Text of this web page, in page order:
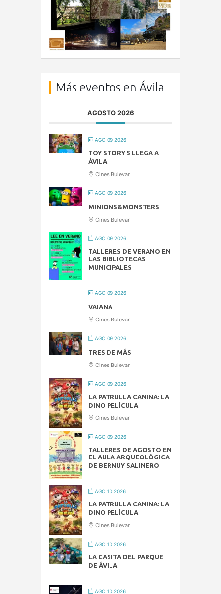
Más eventos en Ávila
AGOSTO 2026
AGO 09 2026
TOY STORY 5 LLEGA A
ÁVILA
Cines Bulevar
AGO 09 2026
MINIONS&MONSTERS
Cines Bulevar
AGO 09 2026
TALLERES DE VERANO EN
LAS BIBLIOTECAS
MUNICIPALES
AGO 09 2026
VAIANA
Cines Bulevar
AGO 09 2026
TRES DE MÁS
Cines Bulevar
AGO 09 2026
LA PATRULLA CANINA: LA
DINO PELÍCULA
Cines Bulevar
AGO 09 2026
TALLERES DE AGOSTO EN
EL AULA ARQUEOLÓGICA
DE BERNUY SALINERO
AGO 10 2026
LA PATRULLA CANINA: LA
DINO PELÍCULA
Cines Bulevar
AGO 10 2026
LA CASITA DEL PARQUE
DE ÁVILA
AGO 10 2026